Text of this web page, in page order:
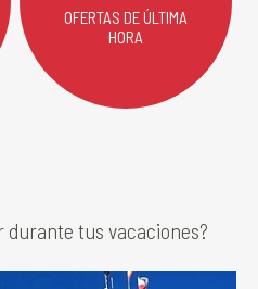
OFERTAS DE ÚLTIMA
HORA
durante tus vacaciones?